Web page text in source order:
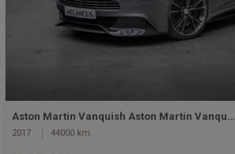
Aston Martin Vanquish Aston Martin Vanqu…
2017 44000 km